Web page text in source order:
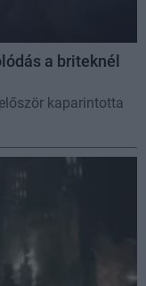
a briteknél
kaparintotta